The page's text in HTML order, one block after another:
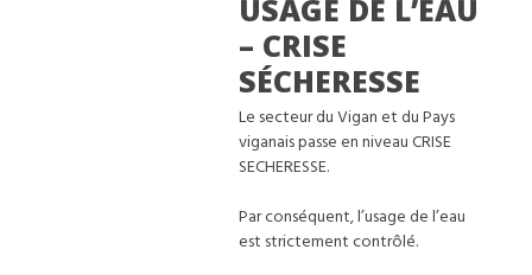
USAGE DE L’EAU
– CRISE
SÉCHERESSE
Le secteur du Vigan et du Pays
viganais passe en niveau CRISE
SECHERESSE.
Par conséquent, l’usage de l’eau
est strictement contrôlé.